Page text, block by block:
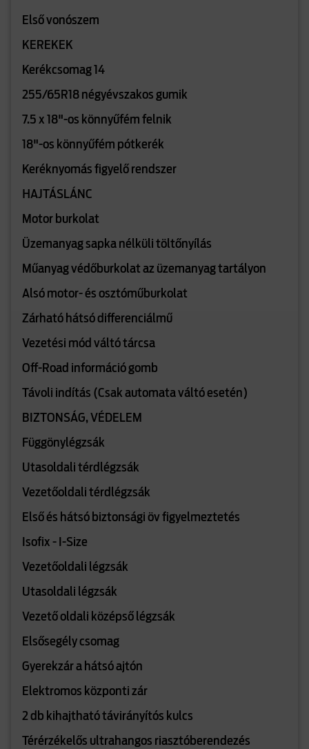
Első vonószem
KEREKEK
Kerékcsomag 14
255/65R18 négyévszakos gumik
7.5 x 18"-os könnyűfém felnik
18"-os könnyűfém pótkerék
Keréknyomás figyelő rendszer
HAJTÁSLÁNC
Motor burkolat
Üzemanyag sapka nélküli töltőnyílás
Műanyag védőburkolat az üzemanyag tartályon
Alsó motor- és osztóműburkolat
Zárható hátsó differenciálmű
Vezetési mód váltó tárcsa
Off-Road információ gomb
Távoli indítás (Csak automata váltó esetén)
BIZTONSÁG, VÉDELEM
Függönylégzsák
Utasoldali térdlégzsák
Vezetőoldali térdlégzsák
Első és hátsó biztonsági öv figyelmeztetés
Isofix - I-Size
Vezetőoldali légzsák
Utasoldali légzsák
Vezető oldali középső légzsák
Elsősegély csomag
Gyerekzár a hátsó ajtón
Elektromos központi zár
2 db kihajtható távirányítós kulcs
Térérzékelős ultrahangos riasztóberendezés